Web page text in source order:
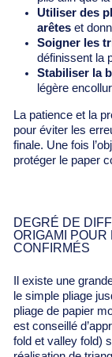
Utiliser des
arêtes et
Soigner les
définissent la
Stabiliser la
légère
La patience et la
pour éviter les
finale. Une fois
protéger le paper
DEGRÉ DE
ORIGAMI
CONFIRMÉS
Il existe une
le simple pliage
pliage de papier
est conseillé
fold et valley fold)